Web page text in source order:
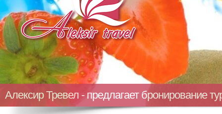
Алексир Тревел - предлагает бронирование